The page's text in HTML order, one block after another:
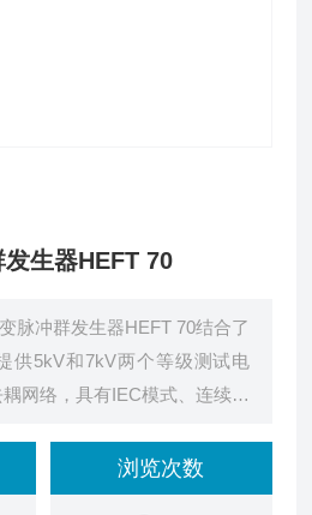
生器HEFT 70
脉冲群发生器HEFT 70结合了
供5kV和7kV两个等级测试电
网络，具有IEC模式、连续模
浏览次数